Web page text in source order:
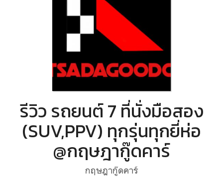
รีวิว รถยนต์ 7 ที่นั่งมือสอง
(SUV,PPV) ทุกรุ่นทุกยี่ห่อ
@กฤษฎากู๊ดคาร์
กฤษฎากู๊ดคาร์